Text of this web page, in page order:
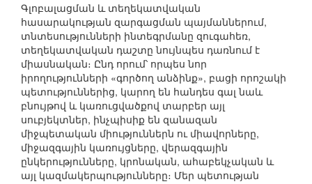
Գլոբալացման և տեղեկատվական
հասարակության զարգացման պայմաններում,
տնտեսությունների ինտեգրմանը զուգահեռ,
տեղեկատվական դաշտը նույնպես դառնում է
միասնական։ Ընդ որում՝ որպես նոր
իրողությունների «գործող անձինք», բացի որոշակի
պետություններից, կարող են հանդես գալ նաև
բնույթով և կառուցվածքով տարբեր այլ
սուբյեկտներ, ինչպիսիք են զանազան
միջպետական միություններն ու միավորները,
միջազգային կառույցները, վերազգային
ընկերությունները, կրոնական, ահաբեկչական և
այլ կազմակերպությունները։ Մեր պետության